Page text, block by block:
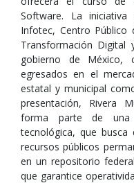
Software. La
Infotec, Centro Público
Transformación Digital
gobierno de México,
egresados en el
estatal y municipal
presentación, Rivera
forma parte de una
tecnológica, que
recursos públicos
en un repositorio
que garantice